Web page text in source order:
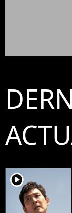
player2